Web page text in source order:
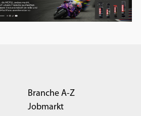
Branche A-Z
Jobmarkt